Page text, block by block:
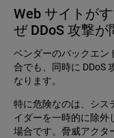
Web サイトが
ぜ DDoS 攻撃が
ベンダーのバックエン
合でも、同時に DDoS
なります。
特に危険なのは、シス
イダーを一時的に除外
場合です。脅威アクタ